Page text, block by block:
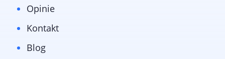
Opinie
Kontakt
Blog